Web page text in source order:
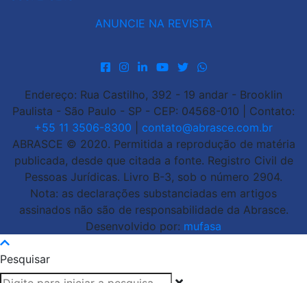
ANUNCIE NA REVISTA
Endereço: Rua Castilho, 392 - 19 andar - Brooklin
Paulista - São Paulo - SP - CEP: 04568-010 | Contato:
+55 11 3506-8300
contato@abrasce.com.br
ABRASCE © 2020. Permitida a reprodução de matéria
publicada, desde que citada a fonte. Registro Civil de
Pessoas Jurídicas. Livro B-3, sob o número 2904.
Nota: as declarações substanciadas em artigos
assinados não são de responsabilidade da Abrasce.
Desenvolvido por: mufasa
Pesquisar